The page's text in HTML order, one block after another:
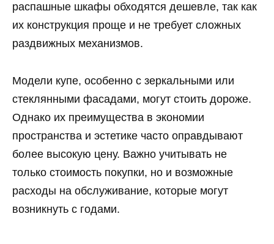
распашные шкафы обходятся дешевле, так как
их конструкция проще и не требует сложных
раздвижных механизмов.
Модели купе, особенно с зеркальными или
стеклянными фасадами, могут стоить дороже.
Однако их преимущества в экономии
пространства и эстетике часто оправдывают
более высокую цену. Важно учитывать не
только стоимость покупки, но и возможные
расходы на обслуживание, которые могут
возникнуть с годами.